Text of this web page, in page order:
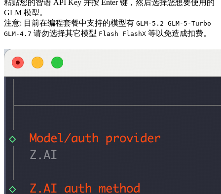
粘贴您的智谱 API Key 并按 Enter 键，然后选择您想要使用的
GLM 模型。
注意: 目前在编程套餐中支持的模型有 GLM-5.2 GLM-5-Turbo
GLM-4.7 请勿选择其它模型 Flash FlashX 等以免造成扣费。